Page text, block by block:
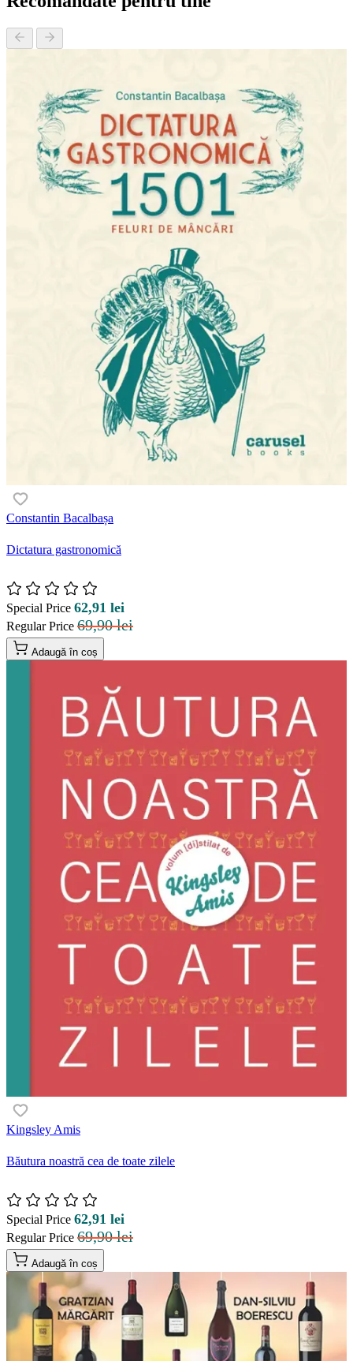
Constantin Bacalbașa
Dictatura gastronomică
Special Price 62,91 lei
Regular Price 69,90 lei
Adaugă în coș
Kingsley Amis
Băutura noastră cea de toate zilele
Special Price 62,91 lei
Regular Price 69,90 lei
Adaugă în coș